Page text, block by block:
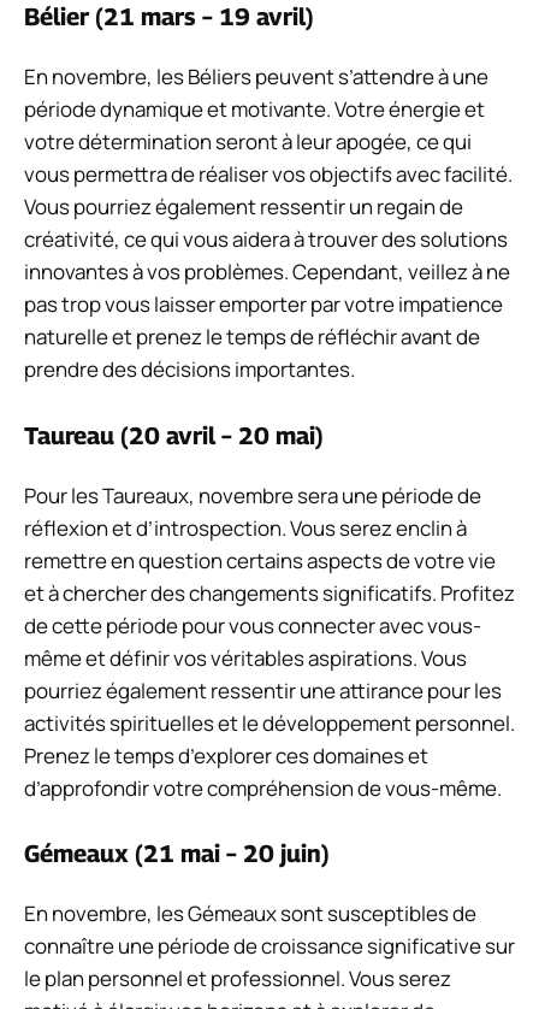
Bélier (21 mars – 19 avril)
En novembre, les Béliers peuvent s’attendre à une
période dynamique et motivante. Votre énergie et
votre détermination seront à leur apogée, ce qui
vous permettra de réaliser vos objectifs avec facilité.
Vous pourriez également ressentir un regain de
créativité, ce qui vous aidera à trouver des solutions
innovantes à vos problèmes. Cependant, veillez à ne
pas trop vous laisser emporter par votre impatience
naturelle et prenez le temps de réfléchir avant de
prendre des décisions importantes.
Taureau (20 avril – 20 mai)
Pour les Taureaux, novembre sera une période de
réflexion et d’introspection. Vous serez enclin à
remettre en question certains aspects de votre vie
et à chercher des changements significatifs. Profitez
de cette période pour vous connecter avec vous-
même et définir vos véritables aspirations. Vous
pourriez également ressentir une attirance pour les
activités spirituelles et le développement personnel.
Prenez le temps d’explorer ces domaines et
d’approfondir votre compréhension de vous-même.
Gémeaux (21 mai – 20 juin)
En novembre, les Gémeaux sont susceptibles de
connaître une période de croissance significative sur
le plan personnel et professionnel. Vous serez